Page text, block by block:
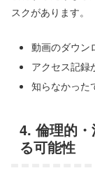
スクがあります。
動画のダウン
アクセス記録
知らなかった
4. 倫理的
る可能性